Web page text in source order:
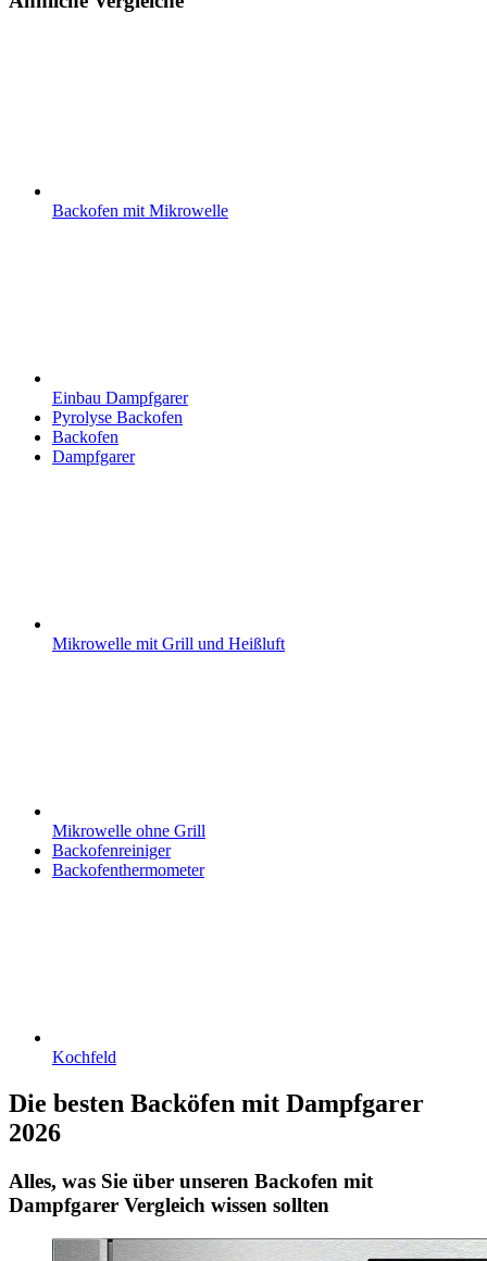
Backofen mit Mikrowelle
Einbau Dampfgarer
Pyrolyse Backofen
Backofen
Dampfgarer
Mikrowelle mit Grill und Heißluft
Mikrowelle ohne Grill
Backofenreiniger
Backofenthermometer
Kochfeld
Die besten Backöfen mit Dampfgarer
2026
Alles, was Sie über unseren Backofen mit
Dampfgarer Vergleich wissen sollten